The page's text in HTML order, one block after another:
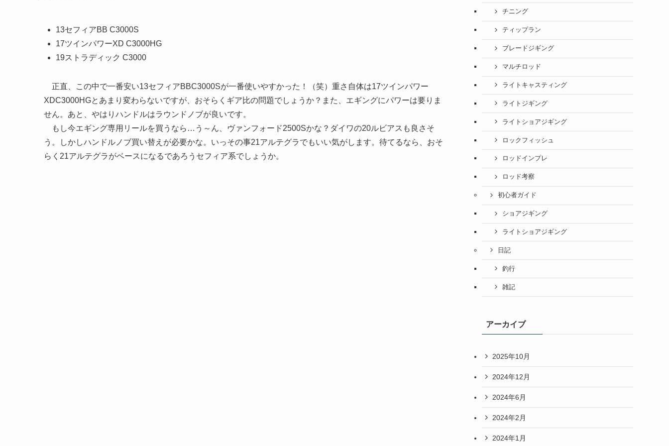
13セフィアBB C3000S
17ツインパワーXD C3000HG
19ストラディック C3000
正直、この中で一番安い13セフィアBBC3000Sが一番使いやすかった！（笑）重さ自体は17ツインパワー
XDC3000HGとあまり変わらないですが、おそらくギア比の問題でしょうか？また、エギングにパワーは要りま
せん。あと、やはりハンドルはラウンドノブが良いです。
もし今エギング専用リールを買うなら…う～ん、ヴァンフォード2500Sかな？ダイワの20ルビアスも良さそ
う。しかしハンドルノブ買い替えが必要かな。いっその事21アルテグラでもいい気がします。待てるなら、おそ
らく21アルテグラがベースになるであろうセフィア系でしょうか。
チニング
ティップラン
ブレードジギング
マルチロッド
ライトキャスティング
ライトジギング
ライトショアジギング
ロックフィッシュ
ロッドインプレ
ロッド考察
初心者ガイド
ショアジギング
ライトショアジギング
日記
釣行
雑記
アーカイブ
2025年10月
2024年12月
2024年6月
2024年2月
2024年1月